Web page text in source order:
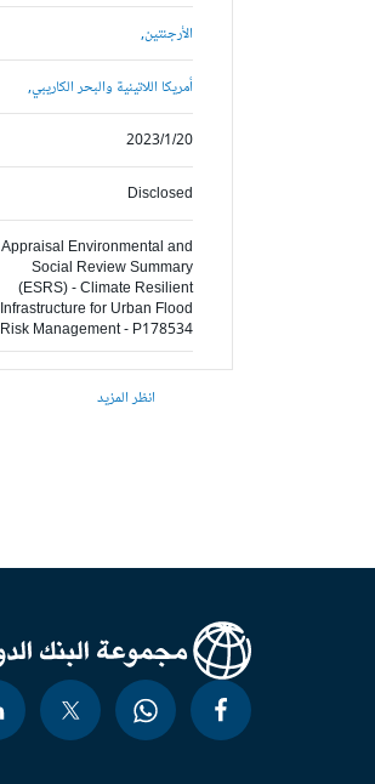
الأرجنتين,
أمريكا اللاتينية والبحر الكاريبي,
2023/1/20
Disclosed
Appraisal Environmental and
Social Review Summary
(ESRS) - Climate Resilient
Infrastructure for Urban Flood
Risk Management - P178534
انظر المزيد